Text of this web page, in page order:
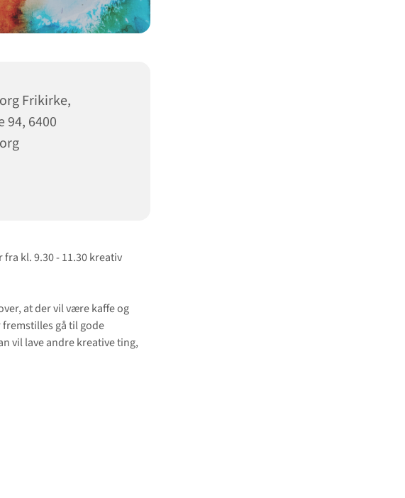
Frikirke,
94, 6400
kl. 9.30 - 11.30 kreativ
at der vil være kaffe og
gå til gode
vil lave andre kreative ting,